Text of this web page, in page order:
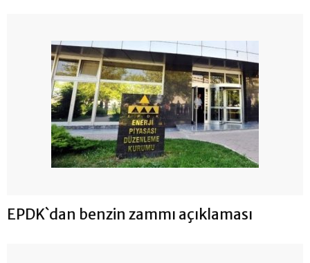
EPDK`dan benzin zammı açıklaması